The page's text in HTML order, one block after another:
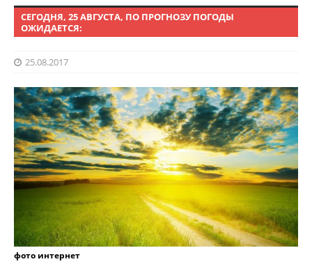
СЕГОДНЯ, 25 АВГУСТА, ПО ПРОГНОЗУ ПОГОДЫ
ОЖИДАЕТСЯ:
25.08.2017
фото интернет